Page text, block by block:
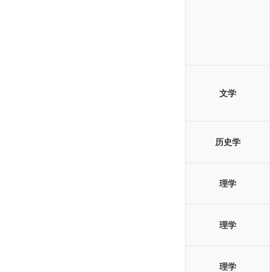
文学
历史学
理学
理学
理学